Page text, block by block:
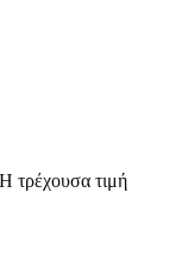
Η τρέχουσα τιμή